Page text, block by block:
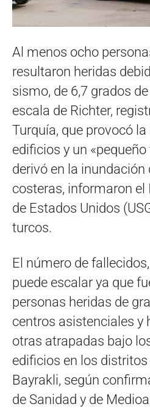
Al menos ocho
resultaron heridas
sismo, de 6,7 grados
escala de Richter,
Turquía, que provocó
edificios y un
derivó en la
costeras, informaron
de Estados Unidos
turcos.
El número de
puede escalar ya que
personas heridas de
centros asistenciales y
otras atrapadas bajo
edificios en los
Bayrakli, según
de Sanidad y de